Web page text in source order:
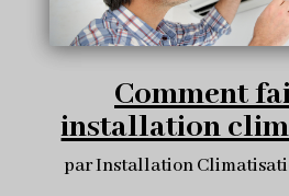
Comment
installation
parInstallation